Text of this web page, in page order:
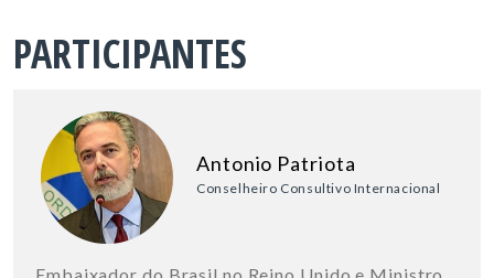
PARTICIPANTES
Antonio Patriota
Conselheiro Consultivo Internacional